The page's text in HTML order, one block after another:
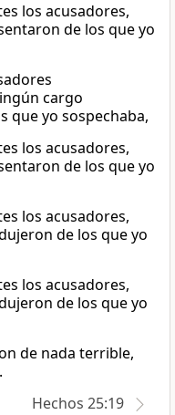
los acusadores,
de los que yo
cargo
que yo sospechaba,
los acusadores,
de los que yo
los acusadores,
de los que yo
los acusadores,
de los que yo
de nada terrible,
Hechos 25:19